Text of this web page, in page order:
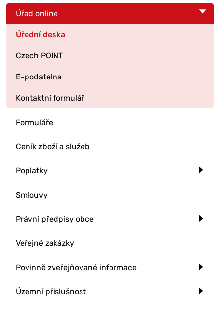
Úřad online
Úřední deska
Czech POINT
E-podatelna
Kontaktní formulář
Formuláře
Ceník zboží a služeb
Poplatky
Smlouvy
Právní předpisy obce
Veřejné zakázky
Povinně zveřejňované informace
Územní příslušnost